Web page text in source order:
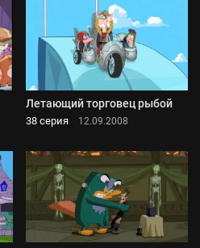
Летающий торговец рыбой
38 серия 12.09.2008